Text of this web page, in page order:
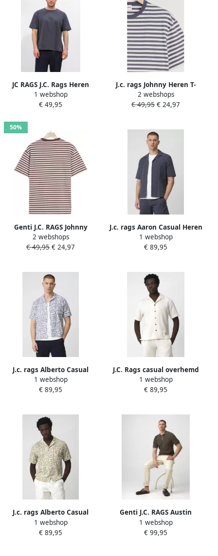
JC RAGS J.C. Rags Heren
Polo's & T-shirts Ruben T-
shirt Km Donkergrijs
1 webshop
€ 49,95
J.c. rags Johnny Heren T-
shirt KM
2 webshops
€ 49,95 € 24,97
50%
Genti J.C. RAGS Johnny
Heren T-shirt KM
2 webshops
€ 49,95 € 24,97
J.c. rags Aaron Casual Heren
Overhemd KM
1 webshop
€ 89,95
J.c. rags Alberto Casual
Heren Overhemd KM
1 webshop
€ 89,95
J.C. Rags casual overhemd
met textuur ecru
1 webshop
€ 89,95
J.c. rags Alberto Casual
Heren Overhemd KM
1 webshop
€ 89,95
Genti J.C. RAGS Austin
Heren Pantalon
1 webshop
€ 99,95